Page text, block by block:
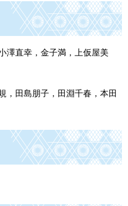
澤直幸，金子満，上仮屋美
，田島朋子，田淵千春，本田